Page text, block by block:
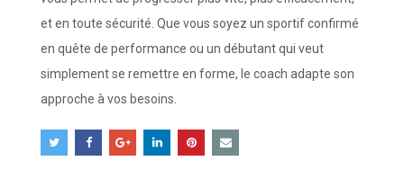
et en toute sécurité. Que vous soyez un sportif confirmé
en quête de performance ou un débutant qui veut
simplement se remettre en forme, le coach adapte son
approche à vos besoins.